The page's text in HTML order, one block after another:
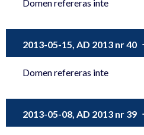
Domen refereras inte
2013-05-15, AD 2013 nr 40
Domen refereras inte
2013-05-08, AD 2013 nr 39